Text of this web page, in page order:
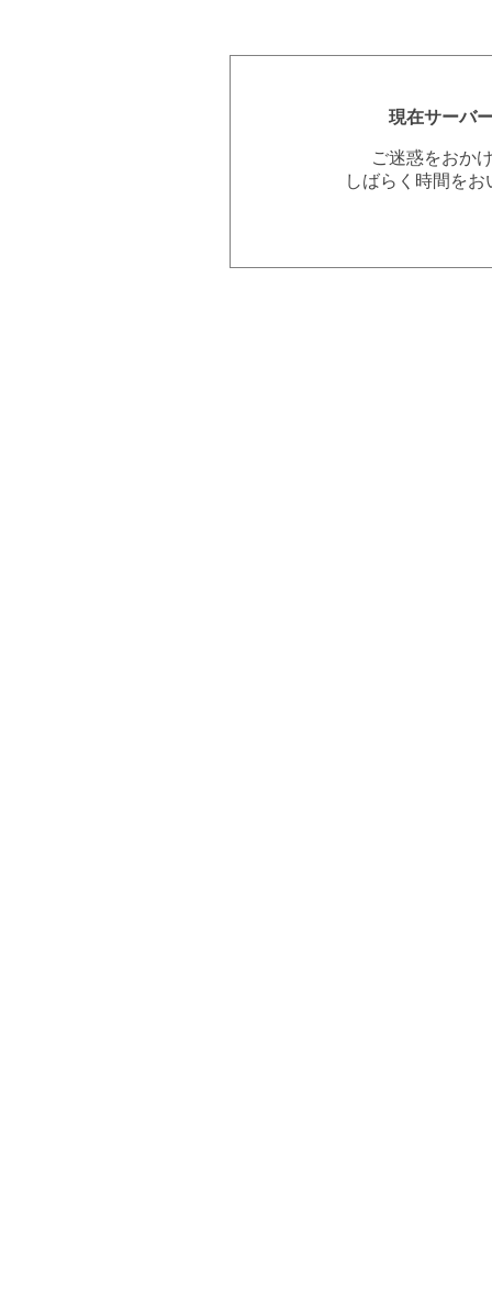
現在サーバ
ご迷惑をおか
しばらく時間を